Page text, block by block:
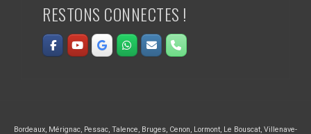
RESTONS CONNECTES !
Bordeaux, Mérignac, Pessac, Talence, Bruges, Cenon, Lormont, Le Bouscat, Villenave-